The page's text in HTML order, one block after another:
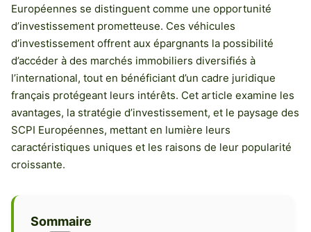
Européennes se distinguent comme une opportunité
d’investissement prometteuse. Ces véhicules
d’investissement offrent aux épargnants la possibilité
d’accéder à des marchés immobiliers diversifiés à
l’international, tout en bénéficiant d’un cadre juridique
français protégeant leurs intérêts. Cet article examine les
avantages, la stratégie d’investissement, et le paysage des
SCPI Européennes, mettant en lumière leurs
caractéristiques uniques et les raisons de leur popularité
croissante.
Sommaire